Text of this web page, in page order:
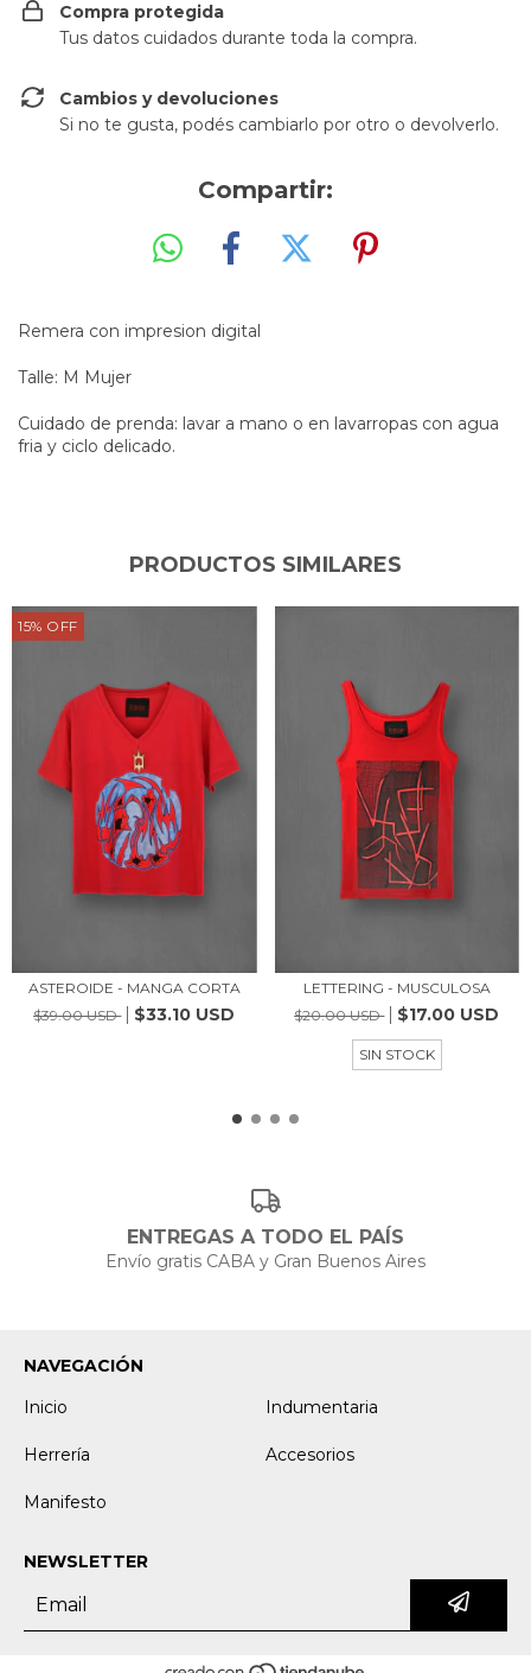
Compra protegida
Tus datos cuidados durante toda la compra.
Cambios y devoluciones
Si no te gusta, podés cambiarlo por otro o devolverlo.
Compartir:
Remera con impresion digital
Talle: M Mujer
Cuidado de prenda: lavar a mano o en lavarropas con agua
fria y ciclo delicado.
PRODUCTOS SIMILARES
15% OFF
ASTEROIDE - MANGA CORTA
$39.00 USD
$33.10 USD
LETTERING - MUSCULOSA
$20.00 USD
$17.00 USD
SIN STOCK
ENTREGAS A TODO EL PAÍS
Envío gratis CABA y Gran Buenos Aires
NAVEGACIÓN
Inicio
Indumentaria
Herrería Accesorios
Manifesto
NEWSLETTER